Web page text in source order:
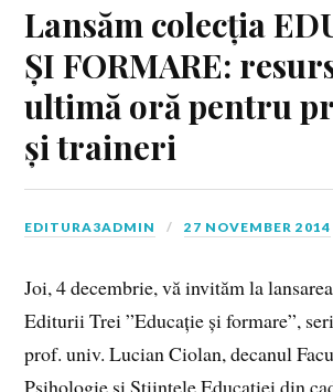
Lansăm colecția
ȘI FORMARE:
ultimă oră pentru
și traineri
EDITURA3ADMIN 27 NOVEMBER 2014
Joi, 4 decembrie, vă invităm la
Editurii Trei ”Educație și formare”,
prof. univ. Lucian Ciolan, decanul
Psihologie și Științele Educației din